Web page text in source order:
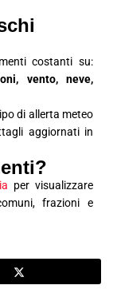
costanti su:
vento, neve,
di allerta meteo
aggiornati in
per visualizzare
frazioni e